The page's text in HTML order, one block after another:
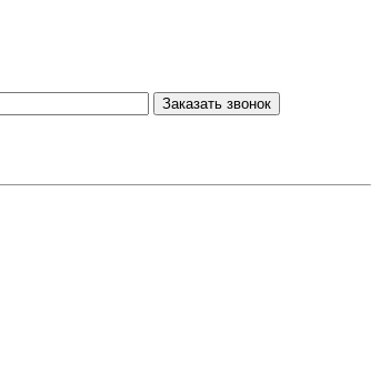
Заказать звонок